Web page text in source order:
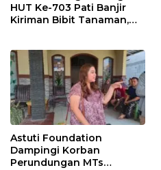
HUT Ke-703 Pati Banjir
Kiriman Bibit Tanaman,
Astuti Foundation
Dampingi Korban
Perundungan MTs